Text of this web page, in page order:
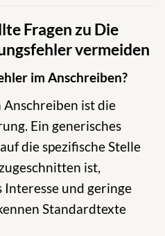
Fragen zu Die
vermeiden
im Anschreiben?
ist die
Ein generisches
die spezifische Stelle
ist,
und geringe
Standardtexte